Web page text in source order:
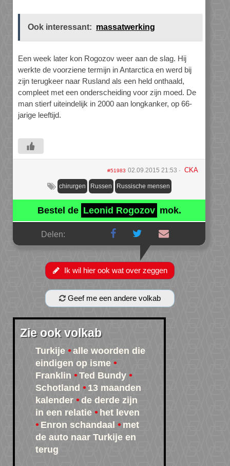
Ook interessant: massatwerking
Een week later kon Rogozov weer aan de slag. Hij
werkte de voorziene termijn in Antarctica en werd bij
zijn terugkeer naar Rusland als een held onthaald,
compleet met een onderscheiding voor zijn moed. De
man stierf uiteindelijk in 2000 aan longkanker, op 66-
jarige leeftijd.
#51983 02.09.2015 21:53 CKA
chirurgen Russen Russische mensen
Bestel de Leonid Rogozov mok.
Delen:
Ik wil hier ook wat over zeggen
Geef me een andere volkab
Zie ook volkab
Turkije
alle woorden die
eindigen op isme
Franklin
Ted Bundy
Schotland
13 maanden
kalender
de derde zijn
in een relatie
het leven
Enron schandaal
met
de auto naar Turkije en
terug